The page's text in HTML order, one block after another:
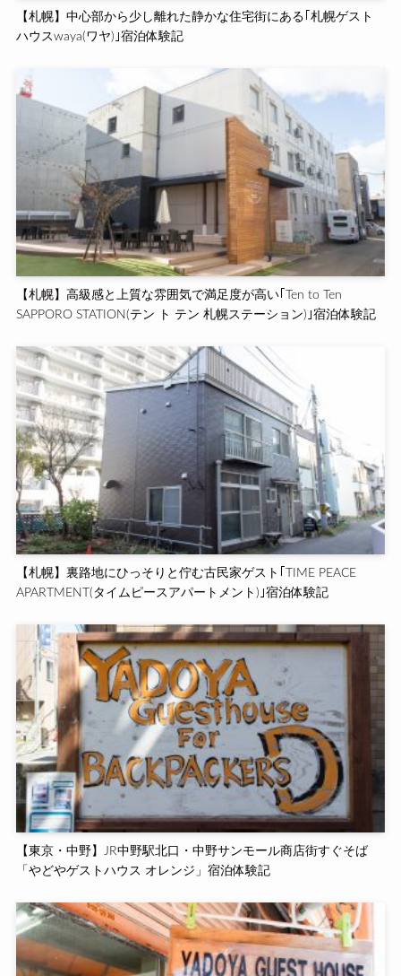
【札幌】中心部から少し離れた静かな住宅街にある｢札幌ゲスト
ハウスwaya(ワヤ)｣宿泊体験記
【札幌】高級感と上質な雰囲気で満足度が高い｢Ten to Ten
SAPPORO STATION(テン ト テン 札幌ステーション)｣宿泊体験記
【札幌】裏路地にひっそりと佇む古民家ゲスト｢TIME PEACE
APARTMENT(タイムピースアパートメント)｣宿泊体験記
【東京・中野】JR中野駅北口・中野サンモール商店街すぐそば
「やどやゲストハウス オレンジ」宿泊体験記